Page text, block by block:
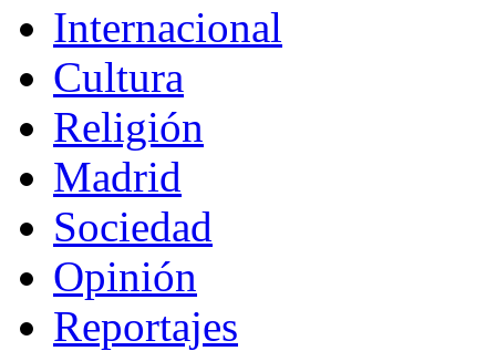
Internacional
Cultura
Religión
Madrid
Sociedad
Opinión
Reportajes